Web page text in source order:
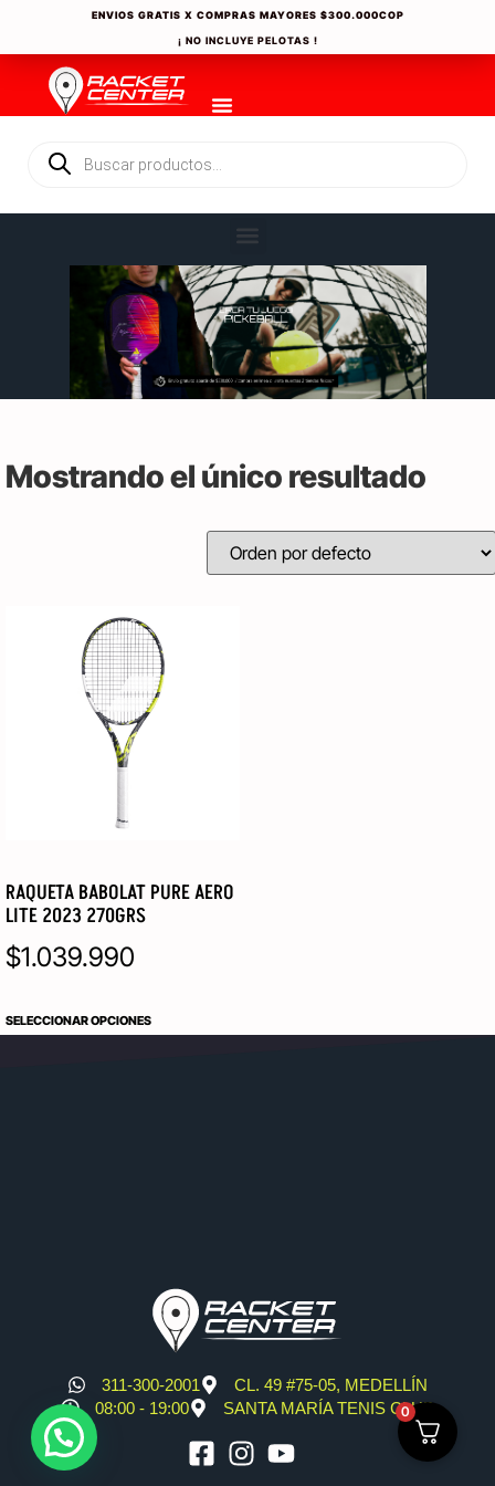
ENVIOS GRATIS X COMPRAS MAYORES $300.000COP
¡ NO INCLUYE PELOTAS !
Mostrando el único resultado
RAQUETA BABOLAT PURE AERO
LITE 2023 270GRS
$1.039.990
SELECCIONAR OPCIONES
311-300-2001
CL. 49 #75-05, MEDELLÍN
08:00 - 19:00
SANTA MARÍA TENIS CLUB
0